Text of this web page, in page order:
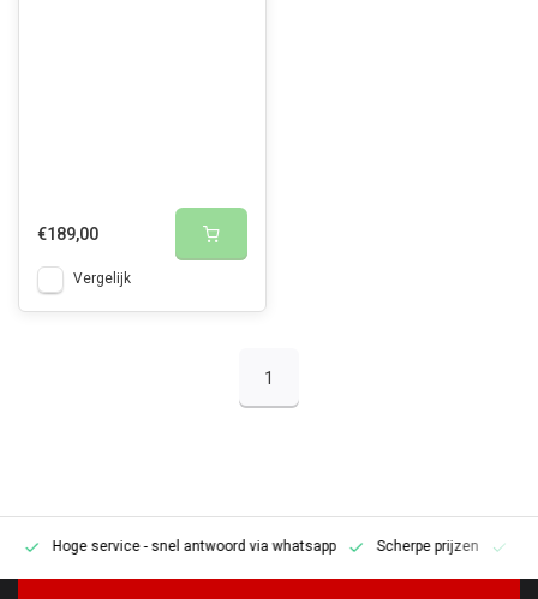
€189,00
Vergelijk
1
Hoge service- snel antwoord via whatsapp Scherpe prijzen